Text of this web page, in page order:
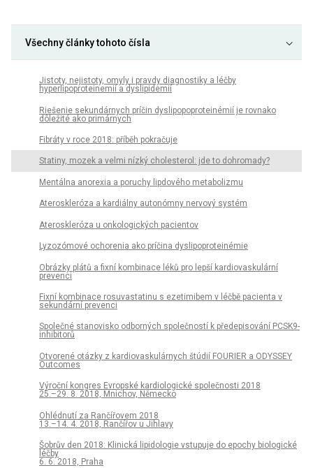
Všechny články tohoto čísla
Jistoty, nejistoty, omyly i pravdy diagnostiky a léčby
hyperlipoproteinemií a dyslipidemií
Riešenie sekundárnych príčin dyslipopoproteinémií je rovnako
dôležité ako primárnych
Fibráty v roce 2018: příběh pokračuje
Statiny, mozek a velmi nízký cholesterol: jde to dohromady?
Mentálna anorexia a poruchy lipdového metabolizmu
Ateroskleróza a kardiálny autonómny nervový systém
Ateroskleróza u onkologických pacientov
Lyzozómové ochorenia ako príčina dyslipoprotein­émie
Obrázky plátů a fixní kombinace léků pro lepší kardiovaskulární
prevenci
Fixní kombinace rosuvastatinu s ezetimibem v léčbě pacienta v
sekundární prevenci
Společné stanovisko odborných společností k předepisování PCSK9-
inhibitorů
Otvorené otázky z kardiovaskulárnych štúdií FOURIER a ODYSSEY
Outcomes
Výroční kongres Evropské kardiologické společnosti 2018
25.–29. 8. 2018, Mnichov, Německo
Ohlédnutí za Rančířovem 2018
13.–14. 4. 2018, Rančířov u Jihlavy
Šobrův den 2018: Klinická lipidologie vstupuje do epochy biologické
léčby
6. 6. 2018, Praha